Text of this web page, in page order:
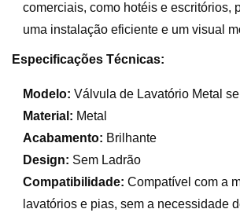
comerciais, como hotéis e escritórios,
uma instalação eficiente e um visual
Especificações Técnicas:
Modelo: Válvula de Lavatório Metal
Material: Metal
Acabamento: Brilhante
Design: Sem Ladrão
Compatibilidade: Compatível com a
lavatórios e pias, sem a necessidade